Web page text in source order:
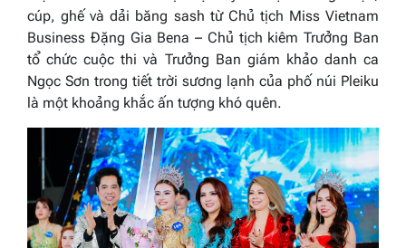
cúp, ghế và dải băng sash từ Chủ tịch Miss Vietnam
Business Đặng Gia Bena – Chủ tịch kiêm Trưởng Ban
tổ chức cuộc thi và Trưởng Ban giám khảo danh ca
Ngọc Sơn trong tiết trời sương lạnh của phố núi Pleiku
là một khoảng khắc ấn tượng khó quên.